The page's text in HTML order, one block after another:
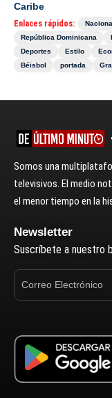
Caribe
Enlaces rápidos:
República Dominicana
Deportes
Estilo
Béisbol
portada
Somos una
televisivos. El medio
el menor tiempo en la
Newsletter
Suscríbete a nuestro